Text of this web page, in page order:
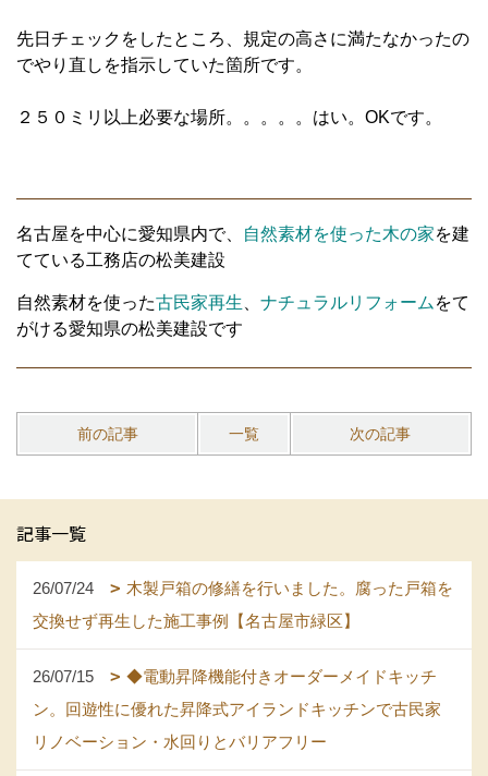
先日チェックをしたところ、規定の高さに満たなかったの
でやり直しを指示していた箇所です。
２５０ミリ以上必要な場所。。。。。はい。OKです。
名古屋を中心に愛知県内で、 自然素材を使った木の家を建
てている工務店の松美建設
自然素材を使った古民家再生 ナチュラルリフォーム をて
がける愛知県の松美建設です
前の記事 一覧 次の記事
記事一覧
26/07/24
木製戸箱の修繕を行いました。腐った戸箱を
交換せず再生した施工事例【名古屋市緑区】
26/07/15
◆電動昇降機能付きオーダーメイドキッチ
ン。回遊性に優れた昇降式アイランドキッチンで古民家
リノベーション・水回りとバリアフリー